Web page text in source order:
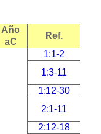
Año
aC
Ref.
1:1-2
1:3-11
1:12-30
2:1-11
2:12-18